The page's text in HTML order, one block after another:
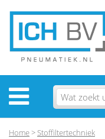
Home>Stoffiltertechniek